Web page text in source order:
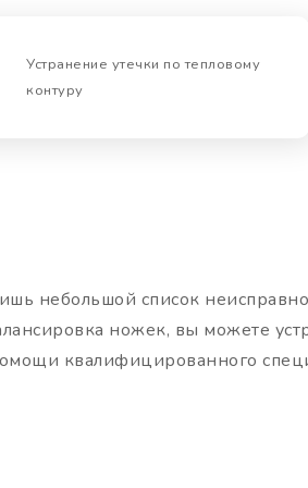
Устранение утечки по тепловому
контуру
небольшой список
ножек, вы можете
квалифицированного